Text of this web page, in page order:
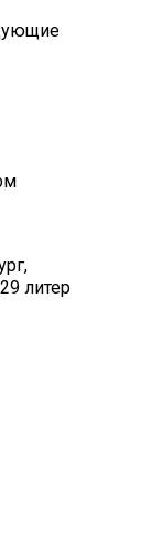
литер